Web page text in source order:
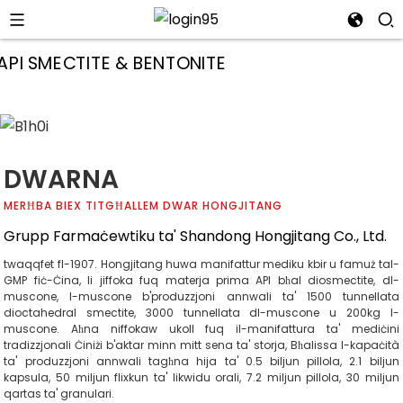
DWARNA
MERĦBA BIEX TITGĦALLEM DWAR HONGJITANG
Grupp Farmaċewtiku ta' Shandong Hongjitang Co., Ltd.
twaqqfet fl-1907. Hongjitang huwa manifattur mediku kbir u famuż tal-
GMP fiċ-Ċina, li jiffoka fuq materja prima API bħal diosmectite, dl-
muscone, l-muscone b'produzzjoni annwali ta' 1500 tunnellata
dioctahedral smectite, 3000 tunnellata dl-muscone u 200kg l-
muscone. Aħna niffokaw ukoll fuq il-manifattura ta' mediċini
tradizzjonali Ċiniżi b'aktar minn mitt sena ta' storja, Bħalissa l-kapaċità
ta' produzzjoni annwali tagħna hija ta' 0.5 biljun pillola, 2.1 biljun
kapsula, 50 miljun flixkun ta' likwidu orali, 7.2 miljun pillola, 30 miljun
qartas ta' granulari.